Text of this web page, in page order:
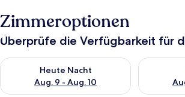
Zimmeroptionen
Überprüfe die Verfügbarkeit für
Heute Nacht
Aug. 9 - Aug. 10
Überprüfe die Verfügbarkeit für heute
Überprüfe